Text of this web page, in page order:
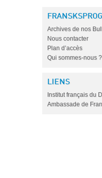
FRANSKSPROG
Archives de nos
Nous contacter
Plan d’accès
Qui sommes-nous ?
LIENS
Institut français du
Ambassade de